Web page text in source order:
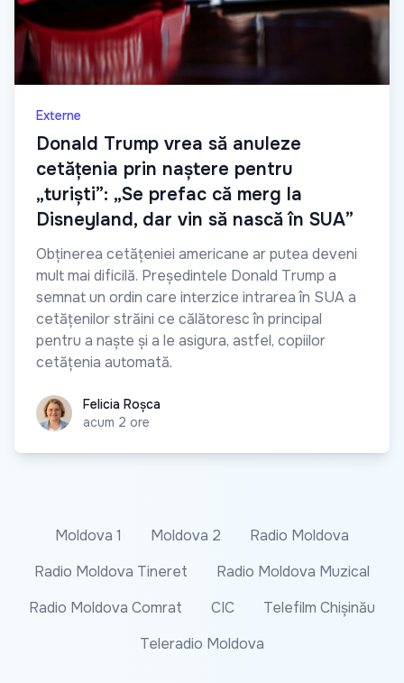
Externe
Donald Trump vrea să anuleze
cetățenia prin naștere pentru
„turiști”: „Se prefac că merg la
Disneyland, dar vin să nască în SUA”
Obținerea cetățeniei americane ar putea deveni
mult mai dificilă. Președintele Donald Trump a
semnat un ordin care interzice intrarea în SUA a
cetățenilor străini ce călătoresc în principal
pentru a naște și a le asigura, astfel, copiilor
cetățenia automată.
Felicia RoșcaFelicia Roșca
acum 2 ore
Moldova 1 Moldova 2
Radio Moldova
Radio Moldova Tineret
Radio Moldova Muzical
Radio Moldova Comrat
CIC
Telefilm Chișinău
Teleradio Moldova